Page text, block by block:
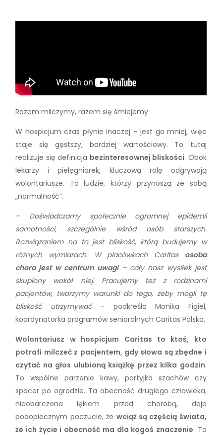
Razem milczymy, razem się śmiejemy
W hospicjum czas płynie inaczej – jest go mniej, więc
staje się gęstszy, bardziej wartościowy. To tutaj
realizuje się definicja bezinteresownej bliskości. Obok
lekarzy i pielęgniarek, kluczową rolę odgrywają
wolontariusze. To ludzie, którzy przynoszą ze sobą
„normalność”.
– Doświadczamy społecznie ogromnej epidemii
samotności, szczególnie wśród osób starszych.
Rozwiązaniem na to jest bliskość, którą budujemy w
różnych wymiarach. W placówkach Caritas osoba
chora jest w centrum uwagi– cały nasz wysiłek jest
skupiony wokół niej. Pracujemy też z rodzinami
pacjentów, tworzymy warunki do tego, żeby mogli tę
bliskość utrzymywać– podkreśla Monika Figiel,
koordynatorka programów senioralnych Caritas Polska.
Wolontariusz w hospicjum Caritas to ktoś, kto
potrafi milczeć z pacjentem, gdy słowa są zbędne i
czytać na głos ulubioną książkę przez kilka godzin.
To wspólne parzenie kawy, partyjka szachów czy
spacer po ogrodzie. Ta obecność drugiego człowieka,
nieobarczona lękiem przed chorobą, daje
podopiecznym poczucie, że wciąż są częścią świata,
że ich życie i obecność ma dla kogoś znaczenie. To